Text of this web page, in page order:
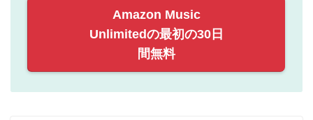
Amazon Music
Unlimitedの最初の30日
間無料